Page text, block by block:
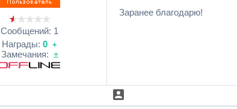
Сообщений: 1
Награды: 0 +
Замечания: ±
Заранее благодарю!